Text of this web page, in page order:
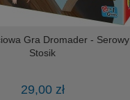
Gra Dromader - Serowy
Stosik
29,00 zł